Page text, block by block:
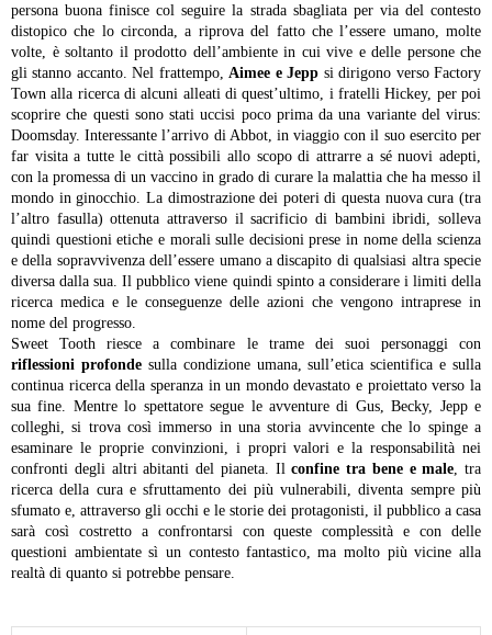
persona buona finisce col seguire la strada sbagliata per via del contesto
distopico che lo circonda, a riprova del fatto che l’essere umano, molte
volte, è soltanto il prodotto dell’ambiente in cui vive e delle persone che
gli stanno accanto. Nel frattempo,Aimee e Jepp si dirigono verso Factory
Town alla ricerca di alcuni alleati di quest’ultimo, i fratelli Hickey, per poi
scoprire che questi sono stati uccisi poco prima da una variante del virus:
Doomsday. Interessante l’arrivo di Abbot, in viaggio con il suo esercito per
far visita a tutte le città possibili allo scopo di attrarre a sé nuovi adepti,
con la promessa di un vaccino in grado di curare la malattia che ha messo il
mondo in ginocchio. La dimostrazione dei poteri di questa nuova cura (tra
l’altro fasulla) ottenuta attraverso il sacrificio di bambini ibridi, solleva
quindi questioni etiche e morali sulle decisioni prese in nome della scienza
e della sopravvivenza dell’essere umano a discapito di qualsiasi altra specie
diversa dalla sua. Il pubblico viene quindi spinto a considerare i limiti della
ricerca medica e le conseguenze delle azioni che vengono intraprese in
nome del progresso.
Sweet Tooth riesce a combinare le trame dei suoi personaggi con
riflessioni profondesulla condizione umana, sull’etica scientifica e sulla
continua ricerca della speranza in un mondo devastato e proiettato verso la
sua fine. Mentre lo spettatore segue le avventure di Gus, Becky, Jepp e
colleghi, si trova così immerso in una storia avvincente che lo spinge a
esaminare le proprie convinzioni, i propri valori e la responsabilità nei
confronti degli altri abitanti del pianeta. Ilconfine tra bene e male, tra
ricerca della cura e sfruttamento dei più vulnerabili, diventa sempre più
sfumato e, attraverso gli occhi e le storie dei protagonisti, il pubblico a casa
sarà così costretto a confrontarsi con queste complessità e con delle
questioni ambientate sì un contesto fantastico, ma molto più vicine alla
realtà di quanto si potrebbe pensare.